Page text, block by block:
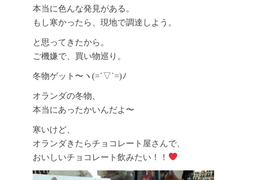
本当に色んな発見がある。
もし寒かったら、現地で調達しよう。
と思ってきたから。
ご機嫌で、買い物巡り。
冬物ゲット〜ヽ(=´▽`=)ﾉ
オランダの冬物、
本当にあったかいんだよ〜
寒いけど、
オランダきたらチョコレート屋さんで、
おいしいチョコレート飲みたい！！